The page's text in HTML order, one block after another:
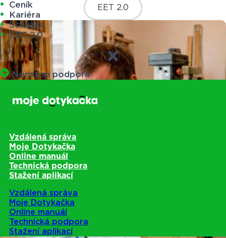
Ceník
Kariéra
Schůzka
EET 2.0
Nonstop podpora
Vzdálená správa
Moje Dotykačka
Online manuál
Technická podpora
Stažení aplikací
Vzdálená správa
Moje Dotykačka
Online manuál
Technická podpora
Stažení aplikací
EET 2.0